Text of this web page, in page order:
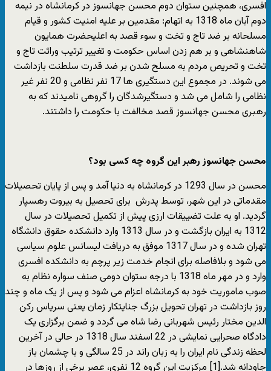
افسری، همچنین ستوان دوم محسن جهانسوز در کرمانشاه در نیمه
دوم آبان ماه 1318 به اتهام: مقدمین بر علیه امنیت کشور و قیام
مسلحانه بر ضد تاج و تخت و سوء قصد به اعلیحضرت همایون
شاهنشاهی و بر هم زدن اساس حکومت و تغییر ترتیب وراثت تاج و
تخت و تحریص مردم به مسلح شدن بر ضد قدرت سلطنت بازداشت
می شوند. در مجموع این دستگیری ها 17 نفر نظامی و 20 نفر غیر
نظامی را شامل می شد و دستگیرشدگان را گروهی نامیدند که به
رهبری محسن جهانسوز قصد مخالفت با حکومت را داشتند.
محسن جهانسوز رهبر این گروه چه کسی بود؟
محسن در سال 1293 در کرمانشاه به دنیا آمد و پس از پایان تحصیلات
مقدماتی در این شهر، توسط پدرش برای تحصیل به بیروت رهسپار
گردید. او به علت تضییقات ارزی پیش از تکمیل تحصیلات در سال
1312 به ایران بازگشت و در سال 1313 وارد دانشکده حقوق دانشگاه
تهران شده و در سال 1317 موفق به دریافت لیسانس علوم سیاسی
می شود و بلافاصله برای انجام خدمت زیر پرچم به دانشکده افسری
وارد و در مهر ماه 1318 با درجه ستوان دومی صنف سواره نظام به
صوب ماموریت خود به کرمانشاه اعزام می شود و پس از یک ماه و چند
روز بازداشت در تهران تحویل بزرگ جنایتکار زمان یعنی سریاس رکن
الدین مختار رئیس شهربانی رضا شاه می گردد و ضمن برگزاری یک
دادگاه صحرایی نمایشی در 22 اسفند سال 1318 در حالی در آخرین
لحظه زندگی نام ایران را به زبان راند در 25 سالگی و با چشمان باز
جاودانه شد.[1] مرکزیت این گروه 12 نفری، عصر برخی از روزها در